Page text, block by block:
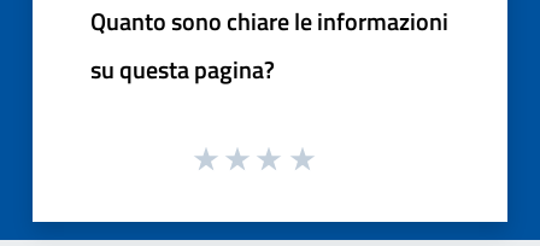
Quanto sono chiare le informazioni
su questa pagina?